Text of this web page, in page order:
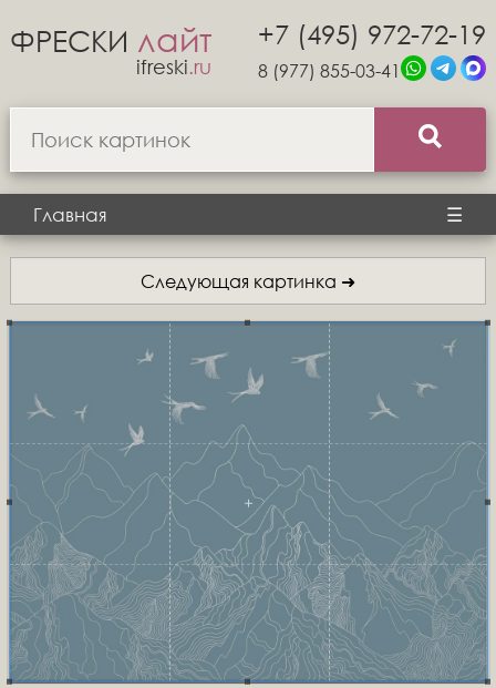
ФРЕСКИ лайт
ifreski.ru
+7 (495) 972-72-19
8 (977) 855-03-41
Главная ☰
Следующая картинка ➜